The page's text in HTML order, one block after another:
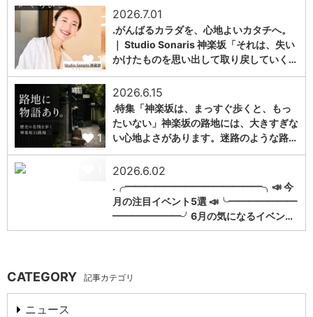
1
2026.7.01
.がんばるカラダを、心地よいカタチへ。
｜ Studio Sonaris 神楽坂「それは、失い
かけたものを思い出して取り戻していく…
1
2026.6.15
.特集「神楽坂は、まっすぐ歩くと、もっ
たいない」神楽坂の路地には、大きすぎな
い心地よさがあります。迷路のような路…
2026.6.02
.╭━━━━━━━━━━━━━━╮📣 今
月の注目イベント5選 📣╰━━━━━━━
━━━━━━━╯6月の気になるイベン…
CATEGORY 記事カテゴリ
ニュース